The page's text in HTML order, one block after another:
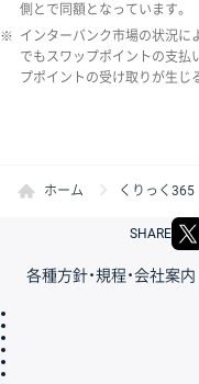
側とで同額となっています。
※ インターバンク市場の状況に
でもスワップポイントの支払
プポイントの受け取りが生じ
ホーム くりっく365
SHARE
各種方針・規程・会社案内